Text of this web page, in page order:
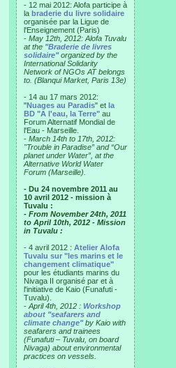
- 12 mai 2012: Alofa participe à
la braderie du livre solidaire
organisée par la Ligue de
l'Enseignement (Paris)
- May 12th, 2012: Alofa Tuvalu
at the "Braderie de livres
solidaire"organized by the
International Solidarity
Network of NGOs AT belongs
to. (Blanqui Market, Paris 13e)
- 14 au 17 mars 2012:
"Nuages au Paradis" et la
BD "A l'eau, la Terre" au
Forum Alternatif Mondial de
l'Eau - Marseille.
- March 14th to 17th, 2012:
"Trouble in Paradise” and “Our
planet under Water”, at the
Alternative World Water
Forum (Marseille).
- Du 24 novembre 2011 au
10 avril 2012 - mission à
Tuvalu :
- From November 24th, 2011
to April 10th, 2012 - Mission
in Tuvalu :
- 4 avril 2012 : Atelier Alofa
Tuvalu sur "les marins et le
changement climatique"
pour les étudiants marins du
Nivaga II organisé par et à
l'initiative de Kaio (Funafuti -
Tuvalu).
- April 4th, 2012 : Workshop
about "seafarers and
climate change"by Kaio with
seafarers and trainees
(Funafuti – Tuvalu, on board
Nivaga) about environmental
practices on vessels.